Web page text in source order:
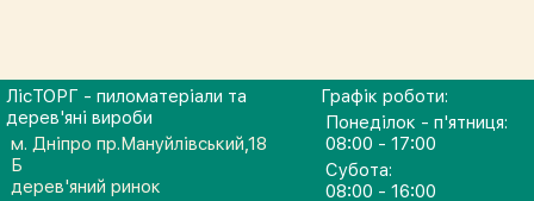
ЛісТОРГ - пиломатеріали та
дерев'яні вироби
м. Дніпро пр.Мануйлівський,18
Б
дерев'яний ринок
Графік роботи:
Понеділок - п'ятниця:
08:00 - 17:00
Субота:
08:00 - 16:00